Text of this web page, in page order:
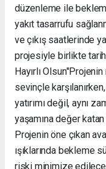
düzenleme ile
yakıt tasarrufu
ve çıkış saatlerinde
projesiyle birlikte
Hayırlı Olsun"
sevinçle
yatırımı değil, aynı
yaşamına değer
Projenin öne çıkan
ışıklarında bekleme
riski minimize